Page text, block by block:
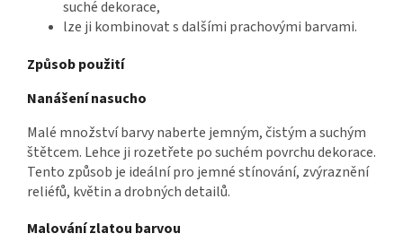
suché dekorace,
lze ji kombinovat s dalšími prachovými barvami.
Způsob použití
Nanášení nasucho
Malé množství barvy naberte jemným, čistým a suchým
štětcem. Lehce ji rozetřete po suchém povrchu dekorace.
Tento způsob je ideální pro jemné stínování, zvýraznění
reliéfů, květin a drobných detailů.
Malování zlatou barvou